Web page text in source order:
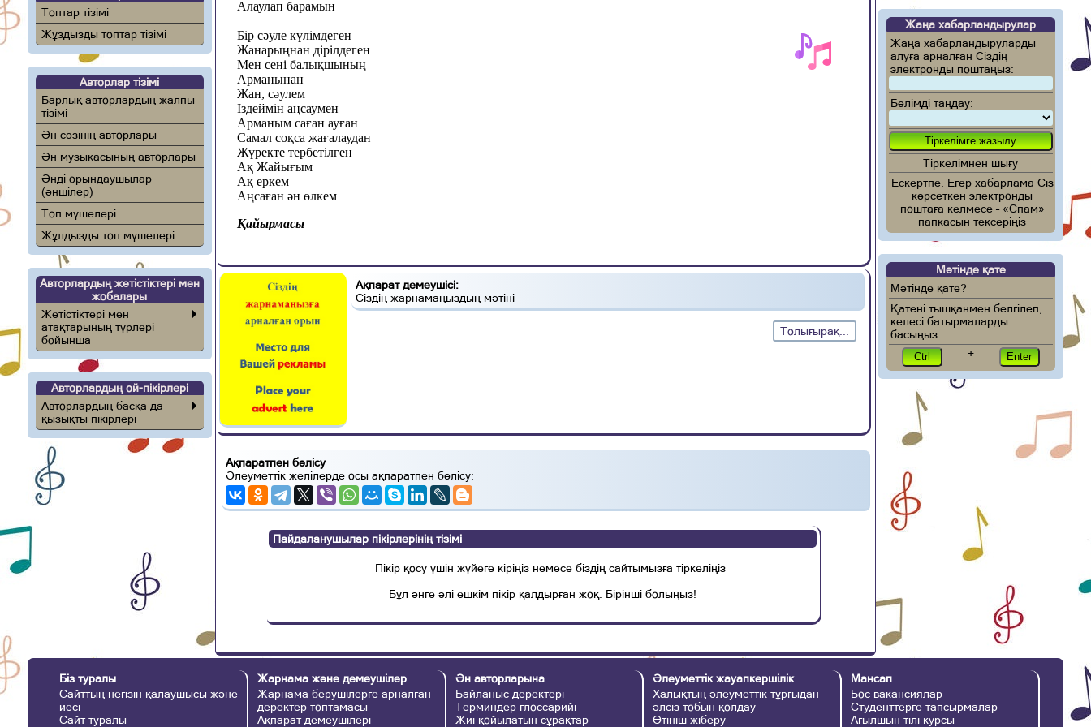
Топтар тізімі
Жұздызды топтар тізімі
Авторлар тізімі
Барлық авторлардың жалпы
тізімі
Ән сөзінің авторлары
Ән музыкасының авторлары
Әнді орындаушылар
(әншілер)
Топ мүшелері
Жұлдызды топ мүшелері
Авторлардың жетістіктері мен
жобалары
Жетістіктері мен
атақтарының түрлері
бойынша
Авторлардың ой-пікірлері
Авторлардың басқа да
қызықты пікірлері
Алаулап барамын
Бір сәуле күлімдеген
Жанарыңнан дірілдеген
Мен сені балықшының
Арманынан
Жан, сәулем
Іздеймін аңсаумен
Арманым саған ауған
Самал соқса жағалаудан
Жүректе тербетілген
Ақ Жайығым
Ақ еркем
Аңсаған ән өлкем
Қайырмасы
Ақпарат демеушісі:
Сіздің жарнамаңыздың мәтіні
Толығырақ...
Ақпаратпен бөлісу
Әлеуметтік желілерде осы ақпаратпен бөлісу:
Пайдаланушылар пікірлерінің тізімі
Пікір қосу үшін жүйеге кіріңіз немесе біздің сайтымызға тіркеліңіз
Бұл әнге әлі ешкім пікір қалдырған жоқ. Бірінші болыңыз!
Жаңа хабарландырулар
Жаңа хабарландыруларды
алуға арналған Сіздің
электронды поштаңыз:
Бөлімді таңдау:
Тіркелімнен шығу
Ескертпе. Егер хабарлама Сіз
көрсеткен электронды
поштаға келмесе – «Спам»
папкасын тексеріңіз
Мәтінде қате
Мәтінде қате?
Қатені тышқанмен белгілеп,
келесі батырмаларды
басыңыз:
+
Біз туралы
Сайттың негізін қалаушысы және
иесі
Сайт туралы
Жарнама және демеушілер
Жарнама берушілерге арналған
деректер топтамасы
Ақпарат демеушілері
Ән авторларына
Байланыс деректері
Терминдер глоссарийі
Жиі қойылатын сұрақтар
Әлеуметтік жауапкершілік
Халықтың әлеуметтік тұрғыдан
әлсіз тобын қолдау
Өтініш жіберу
Мансап
Бос вакансиялар
Студенттерге тапсырмалар
Ағылшын тілі курсы